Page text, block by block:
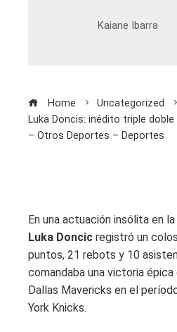
Kaiane Ibarra
Home
Uncategorized
Luka Doncis: inédito triple
– Otros Deportes – Deportes
En una actuación insólita en
Luka Doncic registró un
puntos, 21 rebots y 10
comandaba una victoria
Dallas Mavericks en el
York Knicks.